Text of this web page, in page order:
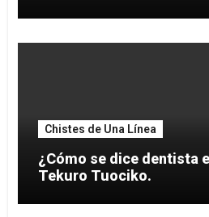
Chistes de Una Línea
¿Cómo se dice dentista
Tekuro Tuociko.